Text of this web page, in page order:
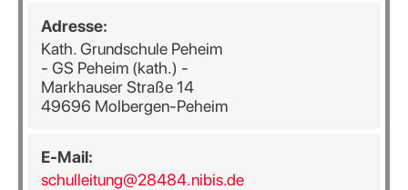
Adresse:
Kath. Grundschule Peheim
- GS Peheim (kath.) -
Markhauser Straße 14
49696 Molbergen-Peheim
E-Mail:
schulleitung@28484.nibis.de